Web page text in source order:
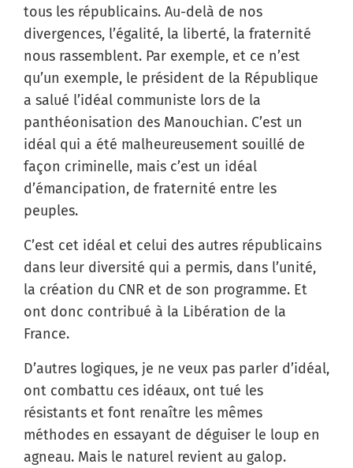
tous les républicains. Au-delà de nos
divergences, l’égalité, la liberté, la fraternité
nous rassemblent. Par exemple, et ce n’est
qu’un exemple, le président de la République
a salué l’idéal communiste lors de la
panthéonisation des Manouchian. C’est un
idéal qui a été malheureusement souillé de
façon criminelle, mais c’est un idéal
d’émancipation, de fraternité entre les
peuples.
C’est cet idéal et celui des autres républicains
dans leur diversité qui a permis, dans l’unité,
la création du CNR et de son programme. Et
ont donc contribué à la Libération de la
France.
D’autres logiques, je ne veux pas parler d’idéal,
ont combattu ces idéaux, ont tué les
résistants et font renaître les mêmes
méthodes en essayant de déguiser le loup en
agneau. Mais le naturel revient au galop.